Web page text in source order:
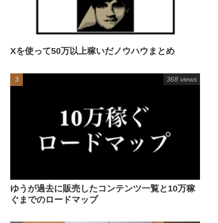
Xを使って50万以上稼いだノウハウまとめ
ゆうが過去に販売したコンテンツ一覧と10万稼
ぐまでのロードマップ
368 views